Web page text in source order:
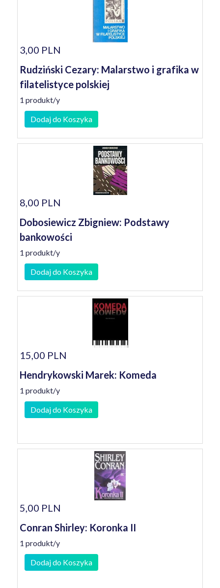
3,00 PLN
Rudziński Cezary: Malarstwo i grafika w
filatelistyce polskiej
1 produkt/y
Dodaj do Koszyka
8,00 PLN
Dobosiewicz Zbigniew: Podstawy
bankowości
1 produkt/y
Dodaj do Koszyka
15,00 PLN
Hendrykowski Marek: Komeda
1 produkt/y
Dodaj do Koszyka
5,00 PLN
Conran Shirley: Koronka II
1 produkt/y
Dodaj do Koszyka